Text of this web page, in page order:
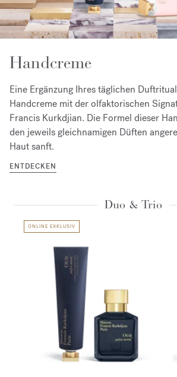
Handcreme
Eine Ergänzung Ihres täglichen
Handcreme mit der olfaktorischen
Francis Kurkdjian. Die Formel dieser
den jeweils gleichnamigen Düften
Haut sanft.
ENTDECKEN
Duo & Trio
ONLINE EXKLUSIV